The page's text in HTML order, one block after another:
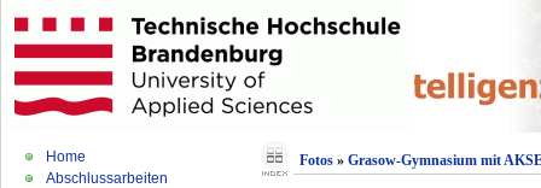
Home
Abschlussarbeiten
Fotos» Grasow-Gymnasium mit